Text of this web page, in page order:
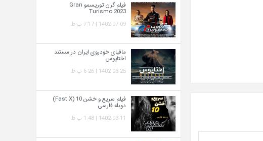
فیلم گرن توریسمو Gran
Turismo 2023
1402-07-09 | 7:17 ب.ظ
مافیای خودروی ایران در مستند
اختاپوس
1402-03-25 | 6:26 ب.ظ
فیلم سریع و خشن 10 (Fast X)
دوبله فارسی
1402-03-11 | 1:48 ب.ظ